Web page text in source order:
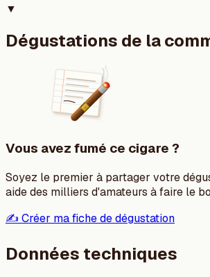
▼
Dégustations de la
Vous avez fumé ce cigare ?
Soyez le premier à partager votre
aide des milliers d'amateurs à faire le
✍️ Créer ma fiche de dégustation
Données techniques